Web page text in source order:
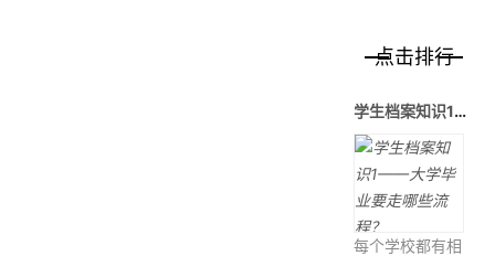
点击排行
学生档案知识1——大学毕业要走哪
每个学校都有相